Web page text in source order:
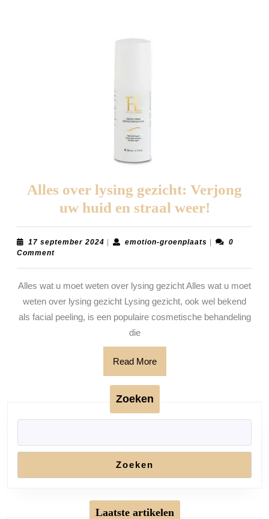
Alles over lysing gezicht: Verjong
uw huid en straal weer!
over
lysing
Verjong
uw
huid
17 september 2024 17
| emotion-groenplaatsemotion-
|
0
Comment
Alles wat u moet weten over lysing gezicht Alles wat u moet
weten over lysing gezicht Lysing gezicht, ook wel bekend
als facial peeling, is een populaire cosmetische behandeling
die
Read MoreRead
More
Zoeken
Zoeken
Laatste artikelen